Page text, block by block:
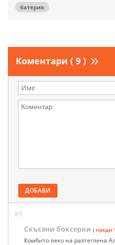
батерия
Коментари ( 9 )
ДОБАВИ
#9
Скъсани боксерки ( преди
Комбито леко на разтеглена